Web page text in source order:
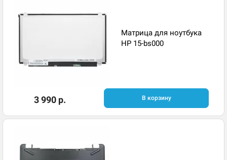
Матрица для ноутбука
HP 15-bs000
3 990 р. В корзину